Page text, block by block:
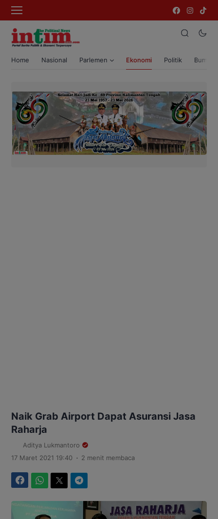
Home Nasional Parlemen Ekonomi Politik Bumi
Naik Grab Airport Dapat Asuransi Jasa
Raharja
Aditya Lukmantoro
17 Maret 2021 19:40 . 2 menit membaca